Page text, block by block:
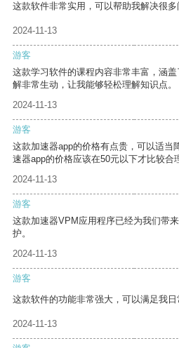
这款软件非常实用，可以帮助我解决很多
2024-11-13
游客
这款学习软件的课程内容非常丰富，涵
解非常生动，让我能够轻松理解知识点。
2024-11-13
游客
这款加速器app的价格有点贵，可以适当
速器app的价格应该在50元以下才比较合
2024-11-13
游客
这款加速器VPM应用程序已经为我们带
护。
2024-11-13
游客
这款软件的功能非常强大，可以满足我日
2024-11-13